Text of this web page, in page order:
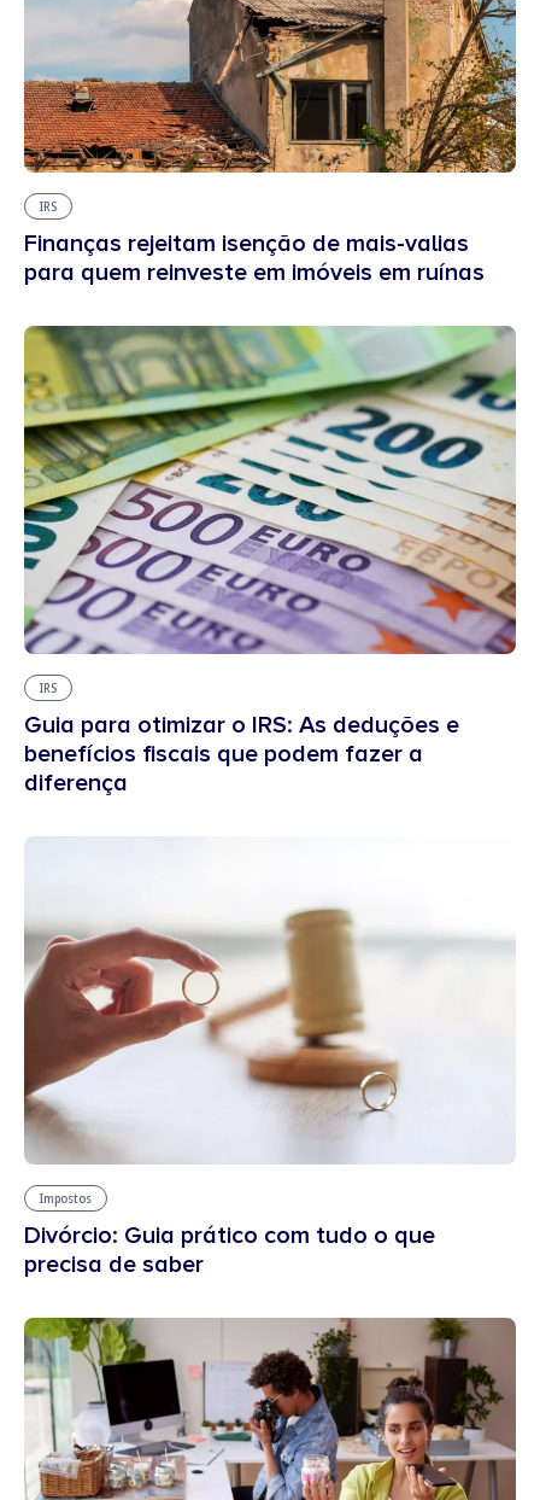
IRS
Finanças rejeitam isenção de mais-valias
para quem reinveste em imóveis em ruínas
IRS
Guia para otimizar o IRS: As deduções e
benefícios fiscais que podem fazer a
diferença
Impostos
Divórcio: Guia prático com tudo o que
precisa de saber